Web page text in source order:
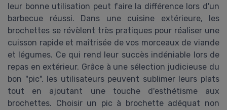
leur bonne utilisation peut faire la différence lors d'un
barbecue réussi. Dans une cuisine extérieure, les
brochettes se révèlent très pratiques pour réaliser une
cuisson rapide et maîtrisée de vos morceaux de viande
et légumes. Ce qui rend leur succès indéniable lors de
repas en extérieur. Grâce à une sélection judicieuse du
bon "pic", les utilisateurs peuvent sublimer leurs plats
tout en ajoutant une touche d'esthétisme aux
brochettes. Choisir un pic à brochette adéquat non